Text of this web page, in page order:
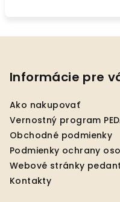
Informácie pre
Ako nakupovať
Vernostný program
Obchodné podmienky
Podmienky ochrany
Webové stránky
Kontakty